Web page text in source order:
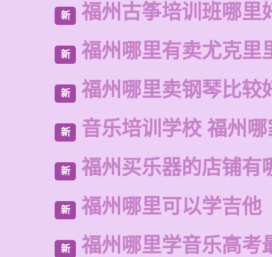
新 福州古筝培训班哪里
新 福州哪里有卖尤克里
新 福州哪里卖钢琴比较
新 音乐培训学校 福州
新 福州买乐器的店铺有
新 福州哪里可以学吉他
新 福州哪里学音乐高考